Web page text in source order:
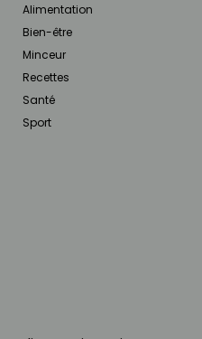
Alimentation
Bien-être
Minceur
Recettes
Santé
Sport